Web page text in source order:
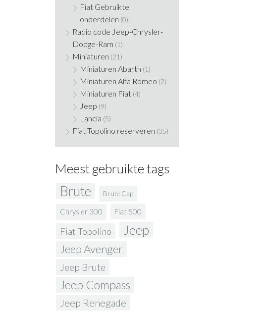
Fiat Gebruikte
onderdelen (0)
Radio code Jeep-Chrysler-
Dodge-Ram (1)
Miniaturen (21)
Miniaturen Abarth (1)
Miniaturen Alfa Romeo (2)
Miniaturen Fiat (4)
Jeep (9)
Lancia (5)
Fiat Topolino reserveren (35)
Meest gebruikte tags
Brute Brute Cap
Chrysler 300 Fiat 500
Fiat Topolino Jeep
Jeep Avenger
Jeep Brute
Jeep Compass
Jeep Renegade